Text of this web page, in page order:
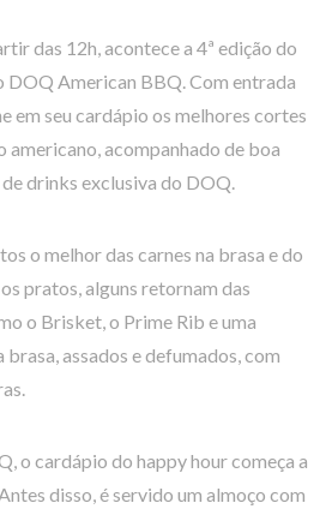
das 12h, acontece a 4ª edição do
DOQ American BBQ. Com entrada
em seu cardápio os melhores cortes
americano, acompanhado de boa
drinks exclusiva do DOQ.
o melhor das carnes na brasa e do
pratos, alguns retornam das
o Brisket, o Prime Rib e uma
assados e defumados, com
o cardápio do happy hour começa a
disso, é servido um almoço com